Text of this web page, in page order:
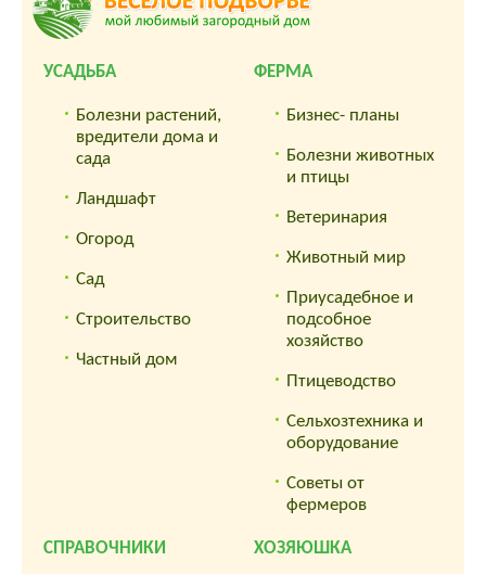
УСАДЬБА
Болезни растений,
вредители дома и
сада
Ландшафт
Огород
Сад
Строительство
Частный дом
ФЕРМА
Бизнес- планы
Болезни животных
и птицы
Ветеринария
Животный мир
Приусадебное и
подсобное
хозяйство
Птицеводство
Сельхозтехника и
оборудование
Советы от
фермеров
СПРАВОЧНИКИ ХОЗЯЮШКА